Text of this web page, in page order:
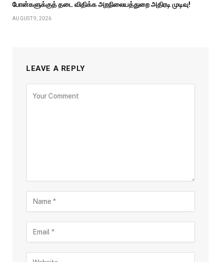
போன்களுக்குத் தடை விதிக்க அறநிலையத்துறை அதிரடி முடிவு!
AUGUST 9, 2026
LEAVE A REPLY